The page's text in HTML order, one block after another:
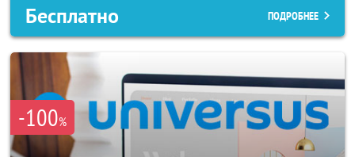
Бесплатно ПОДРОБНЕЕ
-100%